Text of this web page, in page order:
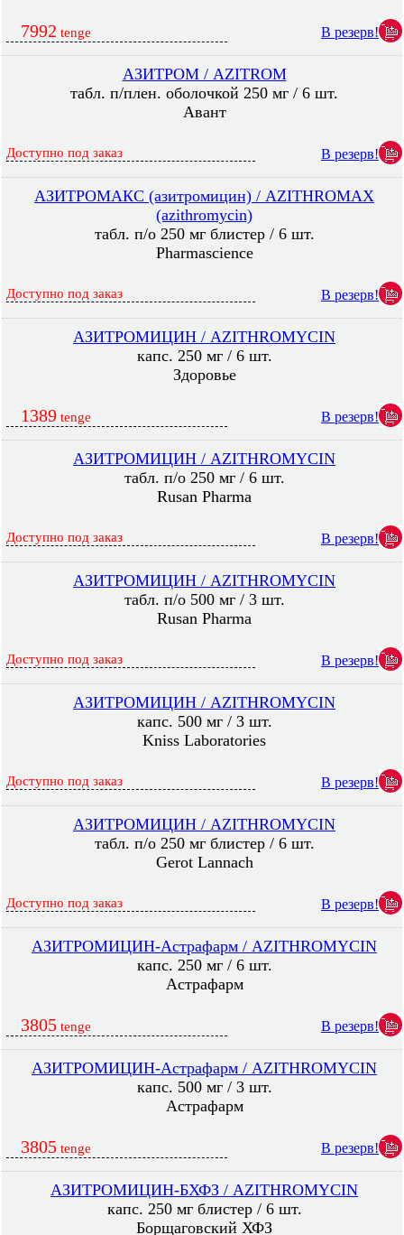
7992 tenge В резерв!
АЗИТРОМ / AZITROM
табл. п/плен. оболочкой 250 мг / 6 шт.
Авант
Доступно под заказ В резерв!
АЗИТРОМАКС (азитромицин) / AZITHROMAX
(azithromycin)
табл. п/о 250 мг блистер / 6 шт.
Pharmascience
Доступно под заказ В резерв!
АЗИТРОМИЦИН / AZITHROMYCIN
капс. 250 мг / 6 шт.
Здоровье
1389 tenge В резерв!
АЗИТРОМИЦИН / AZITHROMYCIN
табл. п/о 250 мг / 6 шт.
Rusan Pharma
Доступно под заказ В резерв!
АЗИТРОМИЦИН / AZITHROMYCIN
табл. п/о 500 мг / 3 шт.
Rusan Pharma
Доступно под заказ В резерв!
АЗИТРОМИЦИН / AZITHROMYCIN
капс. 500 мг / 3 шт.
Kniss Laboratories
Доступно под заказ В резерв!
АЗИТРОМИЦИН / AZITHROMYCIN
табл. п/о 250 мг блистер / 6 шт.
Gerot Lannach
Доступно под заказ В резерв!
АЗИТРОМИЦИН-Астрафарм / AZITHROMYCIN
капс. 250 мг / 6 шт.
Астрафарм
3805 tenge В резерв!
АЗИТРОМИЦИН-Астрафарм / AZITHROMYCIN
капс. 500 мг / 3 шт.
Астрафарм
3805 tenge В резерв!
АЗИТРОМИЦИН-БХФЗ / AZITHROMYCIN
капс. 250 мг блистер / 6 шт.
Борщаговский ХФЗ